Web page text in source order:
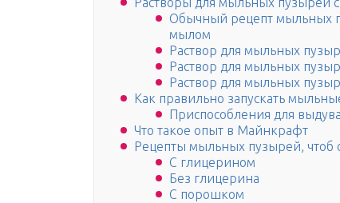
Обычный рецепт мыльных
мылом
Раствор для мыльных
Раствор для мыльных
Раствор для мыльных
Как правильно запускать
Приспособления для
Что такое опыт в Майнкрафт
Рецепты мыльных пузырей, чтоб
С глицерином
Без глицерина
С порошком